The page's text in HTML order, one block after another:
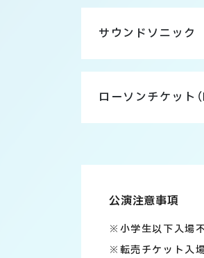
サウンドソニック
ローソンチケット
公演注意事項
※小学生以下入場
※転売チケット入場